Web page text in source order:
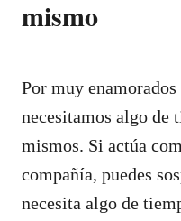
mismo
Por muy
necesitamos algo de
mismos. Si actúa
compañía, puedes
necesita algo de